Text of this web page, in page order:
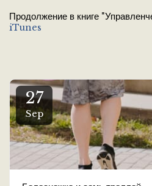
Продолжение в книге
iTunes
27
Sep